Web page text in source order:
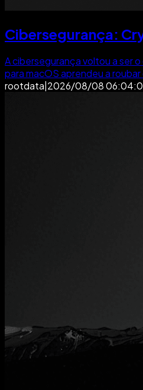
Cibersegurança:
A cibersegurança voltou a ser
para macOS aprendeu a
rootdata|2026/08/08